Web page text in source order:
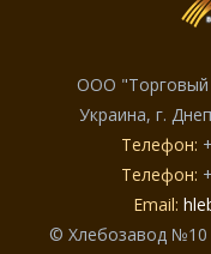
ООО
Украина, г.
Телефон:
Телефон:
Email:
© Хлебозавод №10